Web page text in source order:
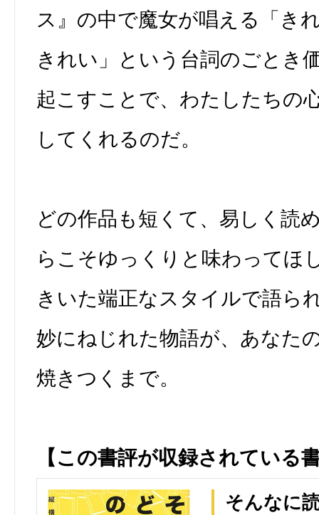
ス』の中で魔女が唱える「き
きれい」という台詞のごとき
起こすことで、わたしたちの
してくれるのだ。
どの作品も短くて、易しく読
らこそゆっくりと味わってほ
きいた端正なスタイルで語ら
妙にねじれた物語が、あなた
焼きつくまで。
【この書評が収録されている
そんなに